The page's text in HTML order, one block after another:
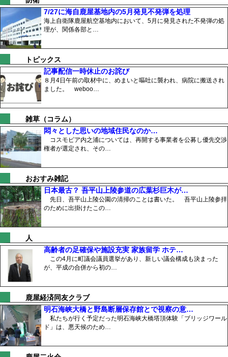
7/27に海自鹿屋基地内の5月発見不発弾を処理
海上自衛隊鹿屋航空基地内において、5月に発見された不発弾の処
理が、関係各部と…
トピックス
記事配信一時休止のお詫び
８月4日午前の取材中に、めまいと嘔吐に襲われ、病院に搬送され
ました。 weboo…
雑草（コラム）
悶々とした思いの地域住民なのか…
コスモピア内之浦については、再開する事業者を公募し優先交渉
権者が選定され、その…
おおすみ雑記
日本最古？ 吾平山上陵参道の広葉杉巨木が…
先日、吾平山上陵公園の清掃のことは書いた。 吾平山上陵参拝
のために出掛けたこの…
人
高齢者の足確保や施設充実 家族留学 ホテ…
この4月に町議会議員選挙があり、新しい議会構成も決まった
が、平成の合併から初の…
鹿屋経済同友クラブ
明石海峡大橋と野島断層保存館とで視察の意…
私たちが行く予定だった明石海峡大橋塔頂体験「ブリッジワール
ド」は、悪天候のため…